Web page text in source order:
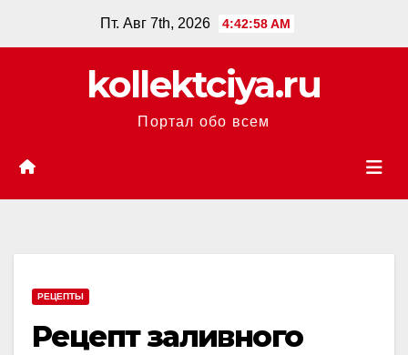
Пт. Авг 7th, 2026 4:42:58 AM
kollektciya.ru
Портал обо всем
РЕЦЕПТЫ
Рецепт заливного